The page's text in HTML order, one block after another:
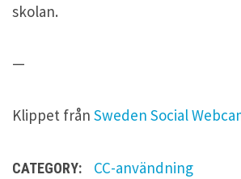
skolan.
—
Klippet från Sweden Social
CATEGORY: CC-användning